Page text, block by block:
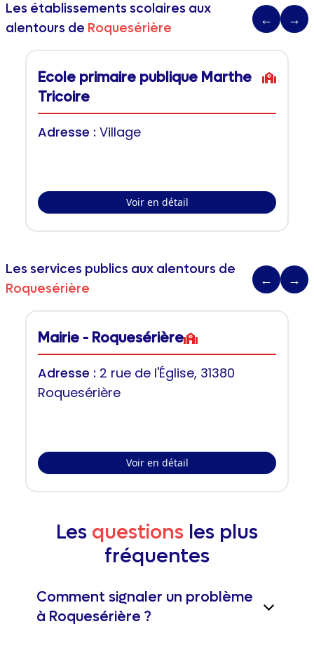
Les établissements scolaires aux
alentours de Roquesérière
← →
Ecole primaire publique Marthe
Tricoire
Adresse : Village
Voir en détail
Les services publics aux alentours de
Roquesérière
← →
Mairie - Roquesérière
Adresse : 2 rue de l'Église, 31380
Roquesérière
Voir en détail
Les questions les plus
fréquentes
Comment signaler un problème
à Roquesérière ?